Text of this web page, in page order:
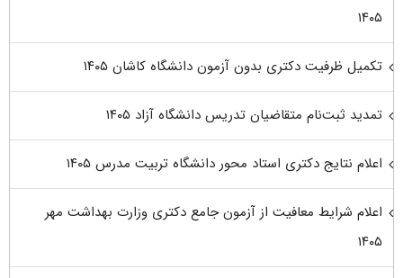
۱۴۰۵
تکمیل ظرفیت دکتری بدون آزمون دانشگاه کاشان ۱۴۰۵
تمدید ثبت‌نام متقاضیان تدریس دانشگاه آزاد ۱۴۰۵
اعلام نتایج دکتری استاد محور دانشگاه تربیت مدرس ۱۴۰۵
اعلام شرایط معافیت از آزمون جامع دکتری وزارت بهداشت مهر
۱۴۰۵